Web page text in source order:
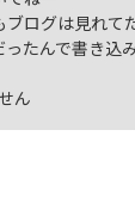
ログは見れて
たんで書き込
ん